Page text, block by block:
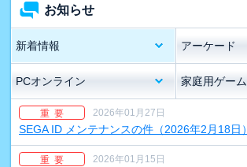
お知らせ
新着情報 アーケード
PCオンライン 家庭用ゲーム
2026年01月27日
重 要
SEGA ID メンテナンスの件（2026年2月18日）
2026年01月15日
重 要